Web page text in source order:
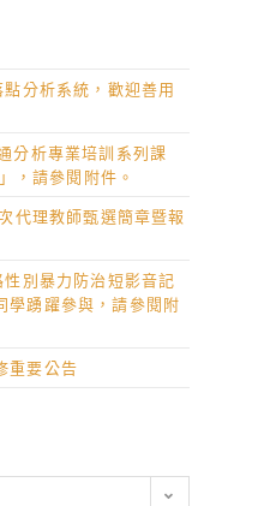
分析系統，歡迎善用
分析專業培訓系列課
，請參閱附件。
代理教師甄選簡章暨報
別暴力防治短影音記
學踴躍參與，請參閱附
重要公告